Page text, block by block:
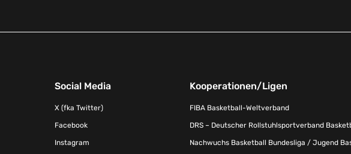
Social Media
X (fka Twitter)
Facebook
Instagram
Kooperationen/Ligen
FIBA Basketball-Weltverband
DRS – Deutscher Rollstuhlsportverband
Nachwuchs Basketball Bundesliga / Jugend